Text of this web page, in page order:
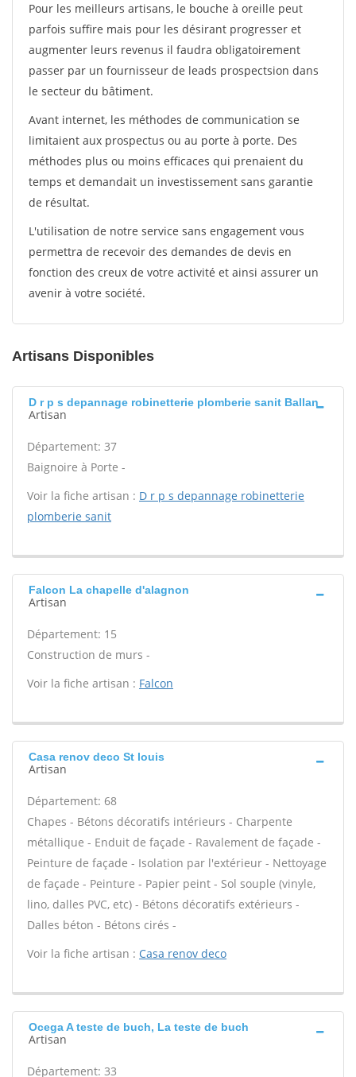
Pour les meilleurs artisans, le bouche à oreille peut
parfois suffire mais pour les désirant progresser et
augmenter leurs revenus il faudra obligatoirement
passer par un fournisseur de leads prospectsion dans
le secteur du bâtiment.
Avant internet, les méthodes de communication se
limitaient aux prospectus ou au porte à porte. Des
méthodes plus ou moins efficaces qui prenaient du
temps et demandait un investissement sans garantie
de résultat.
L'utilisation de notre service sans engagement vous
permettra de recevoir des demandes de devis en
fonction des creux de votre activité et ainsi assurer un
avenir à votre société.
Artisans Disponibles
D r p s depannage robinetterie plomberie sanit Ballan
Artisan
Département: 37
Baignoire à Porte -
Voir la fiche artisan : D r p s depannage robinetterie
plomberie sanit
Falcon La chapelle d'alagnon
Artisan
Département: 15
Construction de murs -
Voir la fiche artisan : Falcon
Casa renov deco St louis
Artisan
Département: 68
Chapes - Bétons décoratifs intérieurs - Charpente
métallique - Enduit de façade - Ravalement de façade -
Peinture de façade - Isolation par l'extérieur - Nettoyage
de façade - Peinture - Papier peint - Sol souple (vinyle,
lino, dalles PVC, etc) - Bétons décoratifs extérieurs -
Dalles béton - Bétons cirés -
Voir la fiche artisan : Casa renov deco
Ocega A teste de buch, La teste de buch
Artisan
Département: 33